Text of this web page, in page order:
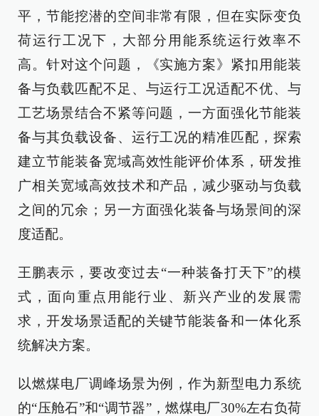
平，节能挖潜的空间非常有限，但在实际变负
荷运行工况下，大部分用能系统运行效率不
高。针对这个问题，《实施方案》紧扣用能装
备与负载匹配不足、与运行工况适配不优、与
工艺场景结合不紧等问题，一方面强化节能装
备与其负载设备、运行工况的精准匹配，探索
建立节能装备宽域高效性能评价体系，研发推
广相关宽域高效技术和产品，减少驱动与负载
之间的冗余；另一方面强化装备与场景间的深
度适配。
王鹏表示，要改变过去“一种装备打天下”的模
式，面向重点用能行业、新兴产业的发展需
求，开发场景适配的关键节能装备和一体化系
统解决方案。
以燃煤电厂调峰场景为例，作为新型电力系统
的“压舱石”和“调节器”，燃煤电厂30%左右负荷